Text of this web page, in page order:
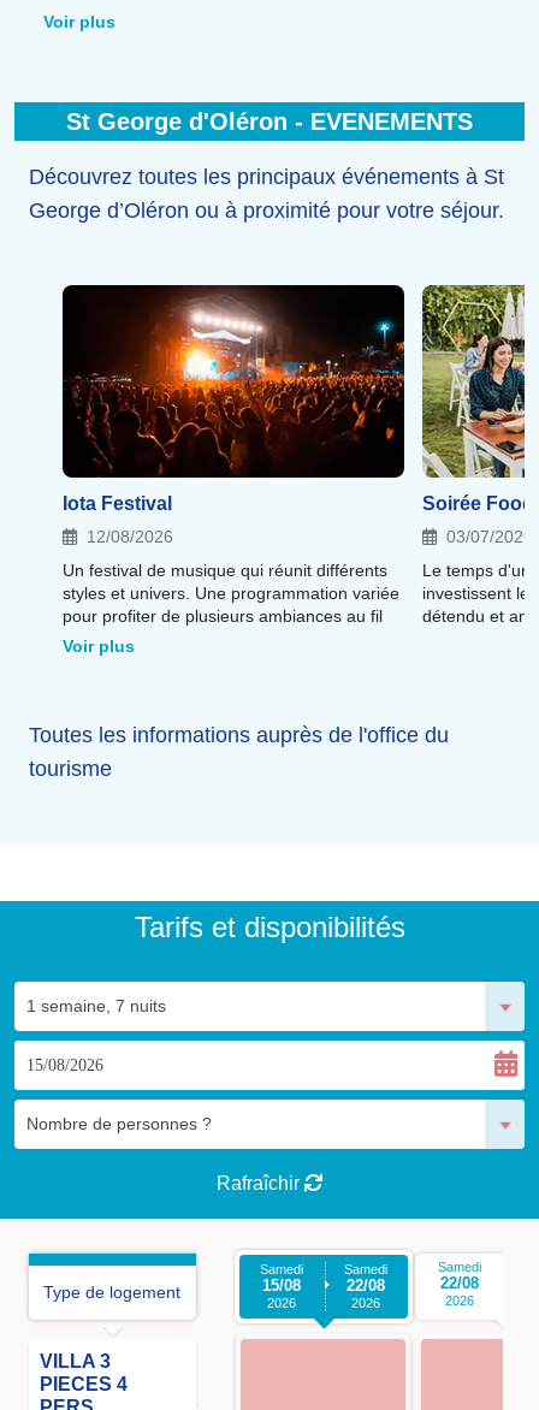
bars, pubs et discothèques
de vos soirées et de l’ambiance conviviale de l’île.
Voir plus
St George d'Oléron - EVENEMENTS
Découvrez toutes les principaux événements à St
George d’Oléron ou à proximité pour votre séjour.
Iota Festival
12/08/2026
Un festival de musique qui réunit différents
styles et univers. Une programmation variée
pour profiter de plusieurs ambiances au fil
de la journée et de la nuit !
Voir plus
Soirée Food
03/07/2026
Le temps
investissent
détendu et
Toutes les informations auprès de l'office du
tourisme
Tarifs et disponibilités
Rafraîchir
Type de logement
VILLA 3
PIECES 4
Samedi
15/08
2026
Samedi
22/08
2026
Samedi
22/08
2026